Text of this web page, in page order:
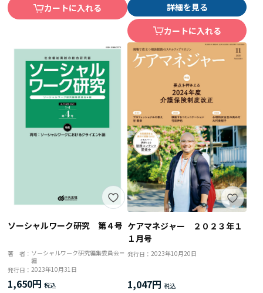
カートに入れる
詳細を見る
カートに入れる
ソーシャルワーク研究 第４号
著 者： ソーシャルワーク研究編集委員会＝
編
発行日：2023年10月31日
1,650円
ケアマネジャー ２０２３年１
１月号
発行日： 2023年10月20日
1,047円